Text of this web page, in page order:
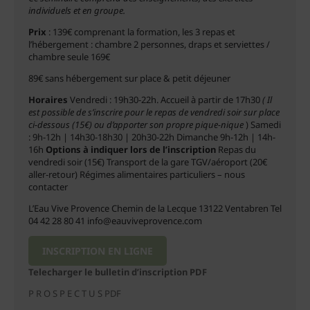
individuels et en groupe.
Prix : 139€ comprenant la formation, les 3 repas et
l’hébergement : chambre 2 personnes, draps et serviettes /
chambre seule 169€
89€ sans hébergement sur place & petit déjeuner
Horaires Vendredi : 19h30-22h. Accueil à partir de 17h30(Il
est possible de s’inscrire pour le repas de vendredi soir sur place
ci-dessous (15€) ou d’apporter son propre pique-nique ) Samedi
: 9h-12h | 14h30-18h30 | 20h30-22h Dimanche 9h-12h | 14h-
16h Options à indiquer lors de l’inscription Repas du
vendredi soir (15€) Transport de la gare TGV/aéroport (20€
aller-retour) Régimes alimentaires particuliers – nous
contacter
L’Eau Vive Provence Chemin de la Lecque 13122 Ventabren Tel
04 42 28 80 41 info@eauviveprovence.com
INSCRIPTION EN LIGNE
Telecharger le bulletin d’inscription PDF
P R O S P E C T U S PDF